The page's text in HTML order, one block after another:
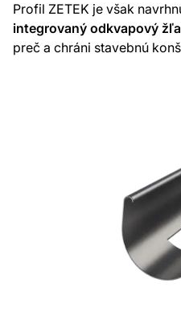
Profil ZETEK je však
integrovaný odkvapový
preč a chráni stavebnú